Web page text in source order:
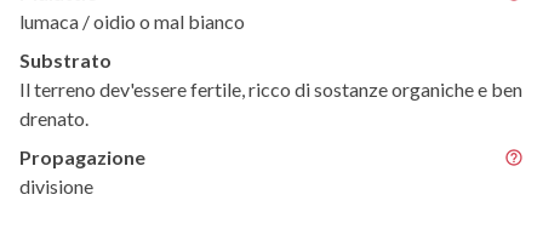
lumaca / oidio o mal bianco
Substrato
Il terreno dev'essere fertile, ricco di sostanze organiche e ben
drenato.
Propagazione
divisione